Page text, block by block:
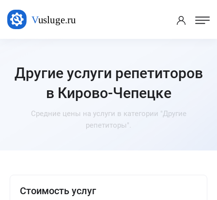
Другие услуги репетиторов
в Кирово-Чепецке
Средние цены на услуги в категории "Другие
репетиторы".
Стоимость услуг